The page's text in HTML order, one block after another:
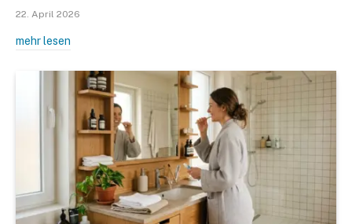
22. April 2026
mehr lesen